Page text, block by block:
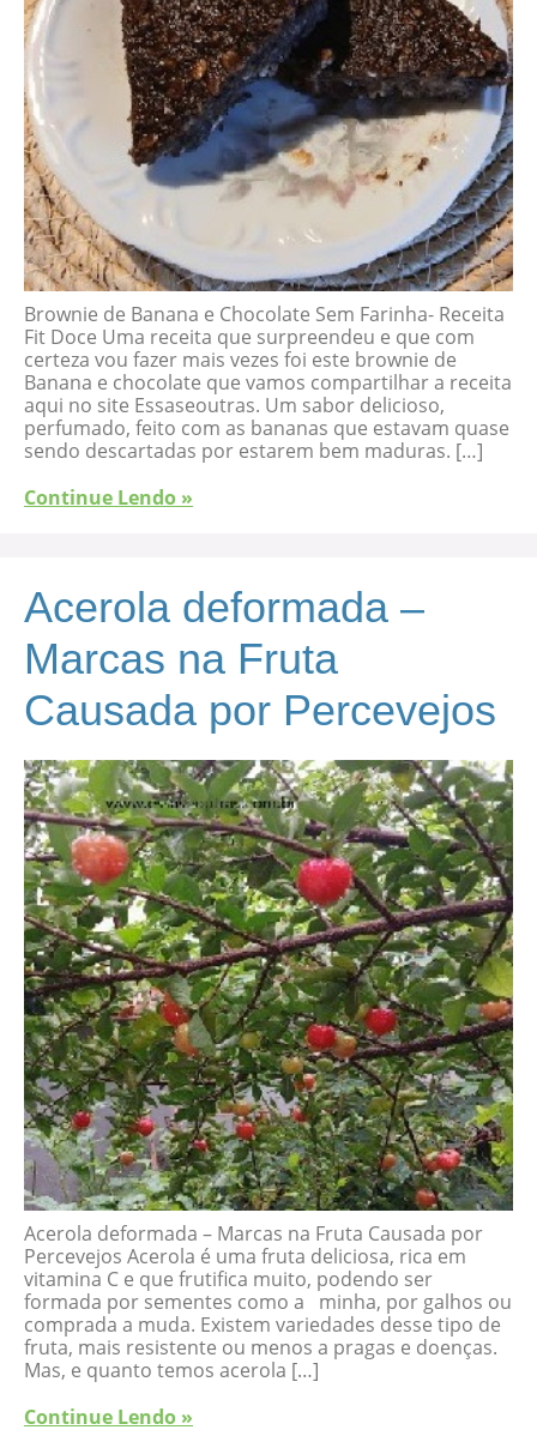
Brownie de Banana e Chocolate Sem Farinha- Receita
Fit Doce Uma receita que surpreendeu e que com
certeza vou fazer mais vezes foi este brownie de
Banana e chocolate que vamos compartilhar a receita
aqui no site Essaseoutras. Um sabor delicioso,
perfumado, feito com as bananas que estavam quase
sendo descartadas por estarem bem maduras. […]
Continue Lendo »
Acerola deformada –
Marcas na Fruta
Causada por Percevejos
Acerola deformada – Marcas na Fruta Causada por
Percevejos Acerola é uma fruta deliciosa, rica em
vitamina C e que frutifica muito, podendo ser
formada por sementes como a minha, por galhos ou
comprada a muda. Existem variedades desse tipo de
fruta, mais resistente ou menos a pragas e doenças.
Mas, e quanto temos acerola […]
Continue Lendo »